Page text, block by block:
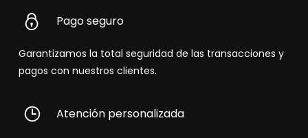
Pago seguro
Garantizamos la total seguridad de las transacciones y
pagos con nuestros clientes.
Atención personalizada